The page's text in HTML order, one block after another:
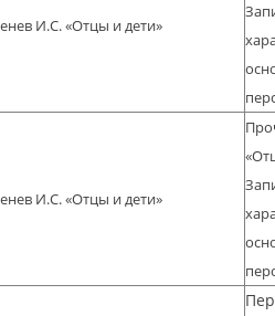
И.С. «Отцы и дети»
И.С. «Отцы и дети»